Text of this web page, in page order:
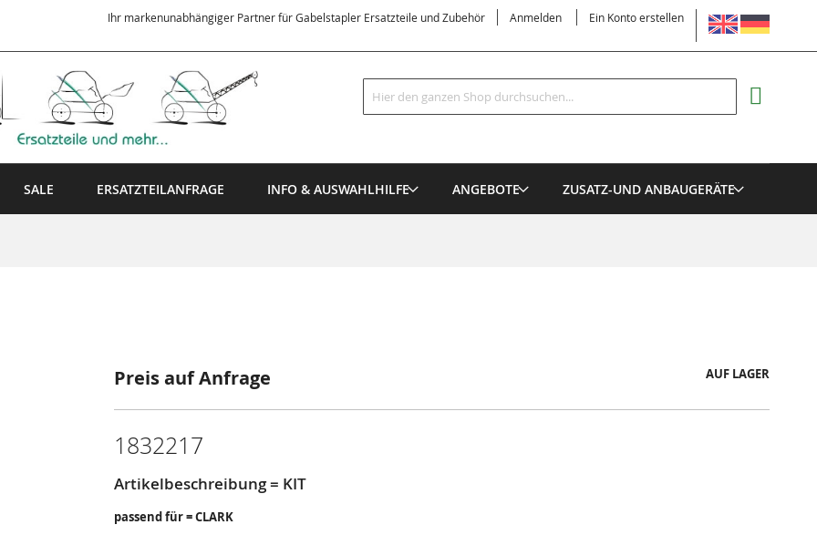
SPRACHE
Ihr markenunabhängiger Partner für Gabelstapler Ersatzteile und Zubehör Anmelden Ein Konto erstellen
Suche
Suche
SALE ERSATZTEILANFRAGE INFO & AUSWAHLHILFE ANGEBOTE ZUSATZ-UND ANBAUGERÄTE
Preis auf Anfrage AUF LAGER
1832217
Artikelbeschreibung = KIT
passend für = CLARK